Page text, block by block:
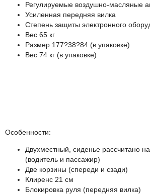
Регулируемые воздушно-масляные
Усиленная передняя вилка
Степень защиты электронного
Вес 65 кг
Размер 177?38?84 (в упаковке)
Вес 74 кг (в упаковке)
Особенности:
Двухместный, сиденье рассчитано
(водитель и пассажир)
Две корзины (спереди и сзади)
Клиренс 21 см
Блокировка руля (передняя вилка)